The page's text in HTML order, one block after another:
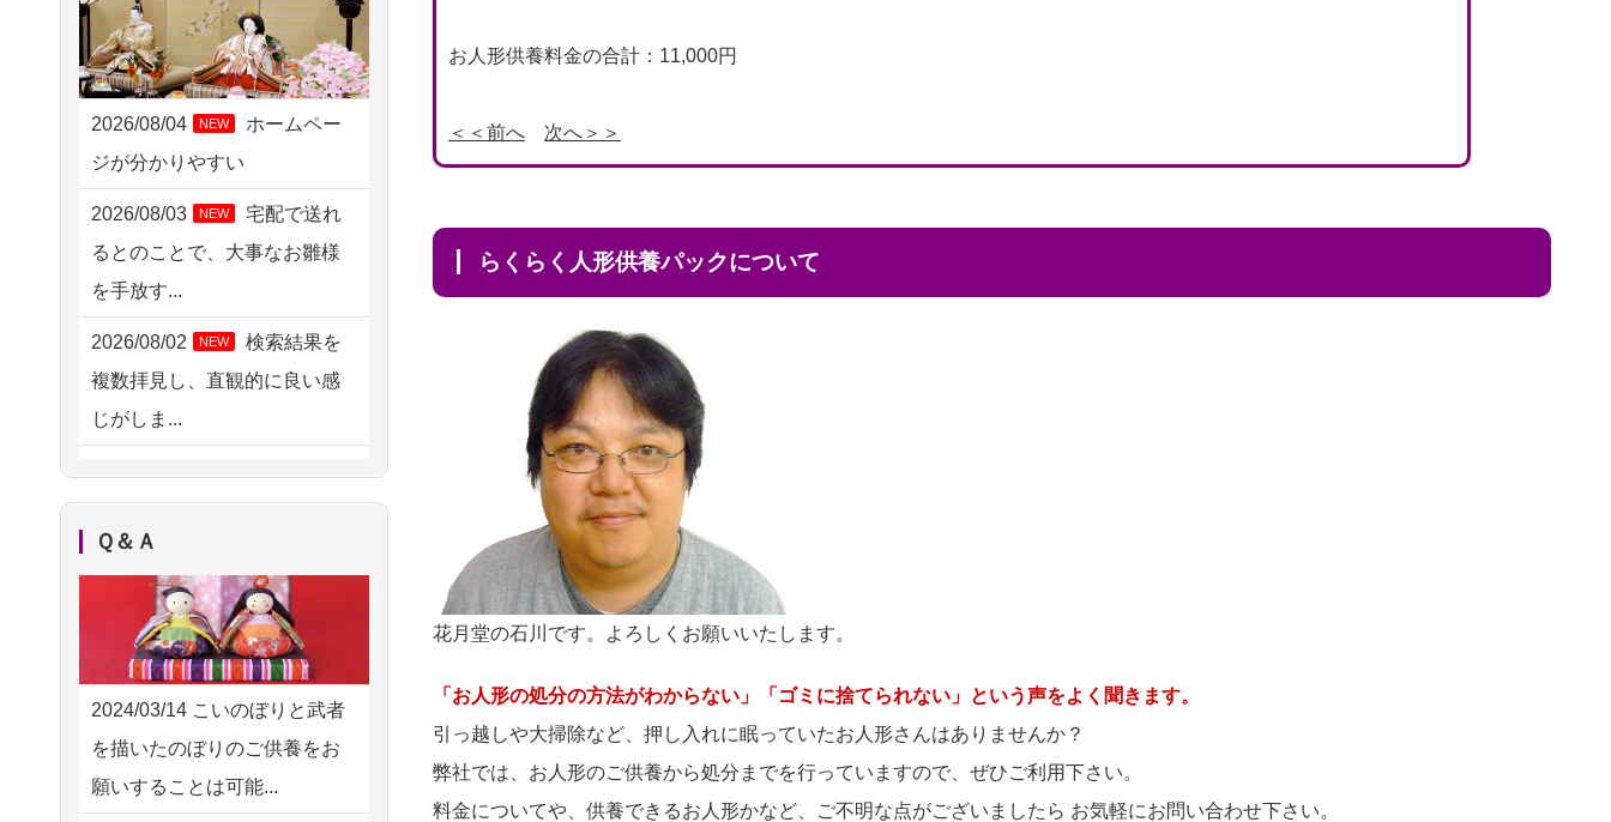
お人形供養料金の合計：11,000円
＜＜前へ 次へ＞＞
らくらく人形供養パックについて
花月堂の石川です。よろしくお願いいたします。
「お人形の処分の方法がわからない」「ゴミに捨てられない」という声をよく聞きます。
引っ越しや大掃除など、押し入れに眠っていたお人形さんはありませんか？
弊社では、お人形のご供養から処分までを行っていますので、ぜひご利用下さい。
料金についてや、供養できるお人形かなど、ご不明な点がございましたら お気軽にお問い合わせ下さい。
茨城県の方からお申込み
2026/08/06 09:17
三重県の方からお申込み
2026/08/06 06:48
横浜市の方からお申込み
2026/08/05 15:07
東京都の方からお申込み
2026/08/05 11:33
神奈川の方からお申込み
西亀有の方からお申込み
2026/08/04 15:40
2026/08/04 14:04
東京都の方からお申込み
2026/08/04 00:38
中野区の方からお申込み
2026/08/03 21:17
2026/08/04 NEW
ホームペー
ジが分かりやすい
2026/08/03 NEW
宅配で送れ
るとのことで、大事なお雛様
を手放す...
2026/08/02 NEW
検索結果を
複数拝見し、直観的に良い感
じがしま...
ハードルが高そうに思えるの
ですが、...
2026/08/02 NEW
祖母の人形
供養の際も利用させていただ
き安心感がある
お人形の仕
分けなども丁寧に行う様子か
ら、大切...
Ｑ＆Ａ
2024/03/14 こいのぼりと武者
を描いたのぼりのご供養をお
願いすることは可能...